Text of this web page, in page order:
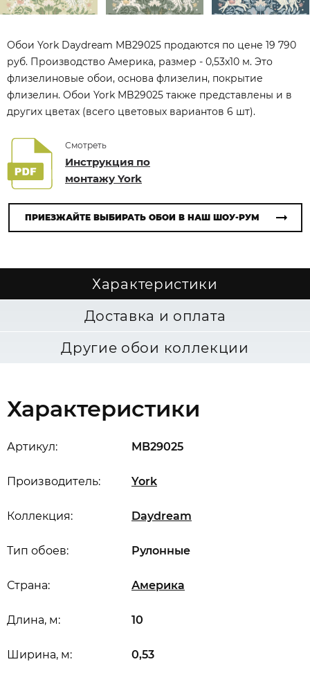
Обои York Daydream MB29025 продаются по цене 19 790
руб. Производство Америка, размер - 0,53x10 м. Это
флизелиновые обои, основа флизелин, покрытие
флизелин. Обои York MB29025 также представлены и в
других цветах (всего цветовых вариантов 6 шт).
Смотреть
Инструкция по
монтажу York
ПРИЕЗЖАЙТЕ ВЫБИРАТЬ ОБОИ В НАШ ШОУ-РУМ
Характеристики
Доставка и оплата
Другие обои коллекции
Характеристики
Артикул: MB29025
Производитель: York
Коллекция: Daydream
Длина, м: 10
Ширина, м: 0,53
Страна: Америка
Тип обоев: Рулонные